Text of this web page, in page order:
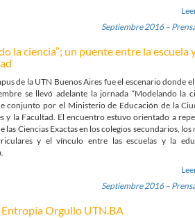
Septiembre 2016 –
la ciencia”; un puente entre la escuela
de la UTN Buenos Aires fue el escenario donde
se llevó adelante la jornada “Modelando la
conjunto por el Ministerio de Educación de la
y la Facultad. El encuentro estuvo orientado a
las Ciencias Exactas en los colegios secundarios, los
y el vínculo entre las escuelas y la
Septiembre 2016 –
Orgullo UTN.BA